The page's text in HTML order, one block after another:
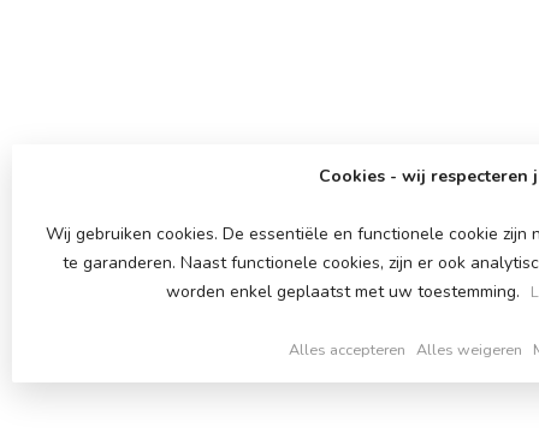
Cookies - wij respecteren
Wij gebruiken cookies. De essentiële en functionele cookie
te garanderen. Naast functionele cookies, zijn er ook
worden enkel geplaatst met uw toestemming.
Alles accepteren Alles weigeren